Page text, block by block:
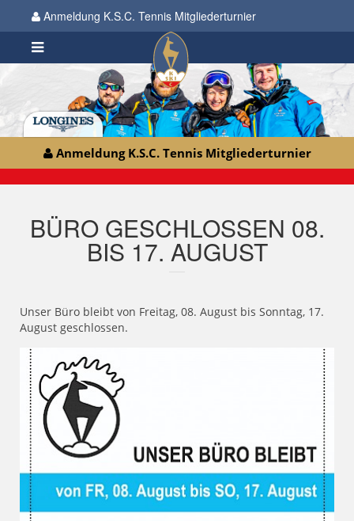
Anmeldung K.S.C. Tennis Mitgliederturnier
Anmeldung K.S.C. Tennis Mitgliederturnier
BÜRO GESCHLOSSEN 08.
BIS 17. AUGUST
Unser Büro bleibt von Freitag, 08. August bis Sonntag, 17.
August geschlossen.